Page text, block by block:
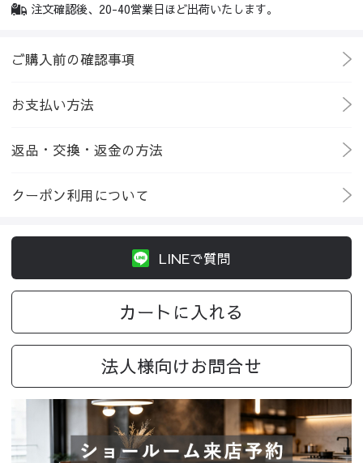
注文確認後、20-40営業日ほど出荷いたします。
ご購入前の確認事項
お支払い方法
返品・交換・返金の方法
クーポン利用について
LINEで質問
カートに入れる
法人様向けお問合せ